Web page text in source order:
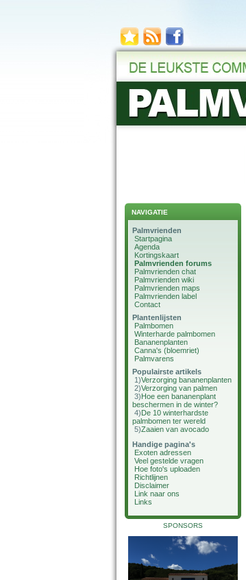
NAVIGATIE
Palmvrienden
Startpagina
Agenda
Kortingskaart
Palmvrienden forums
Palmvrienden chat
Palmvrienden wiki
Palmvrienden maps
Palmvrienden label
Contact
Plantenlijsten
Palmbomen
Winterharde palmbomen
Bananenplanten
Canna's (bloemriet)
Palmvarens
Populairste artikels
1)Verzorging bananenplanten
2)Verzorging van palmen
3)Hoe een bananenplant
beschermen in de winter?
4)De 10 winterhardste
palmbomen ter wereld
5)Zaaien van avocado
Handige pagina's
Exoten adressen
Veel gestelde vragen
Hoe foto's uploaden
Richtlijnen
Disclaimer
Link naar ons
Links
SPONSORS